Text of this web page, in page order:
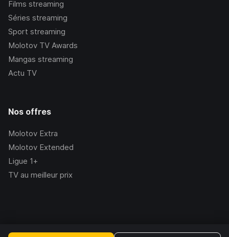
Films streaming
Séries streaming
Sport streaming
Molotov TV Awards
Mangas streaming
Actu TV
Nos offres
Molotov Extra
Molotov Extended
Ligue 1+
TV au meilleur prix